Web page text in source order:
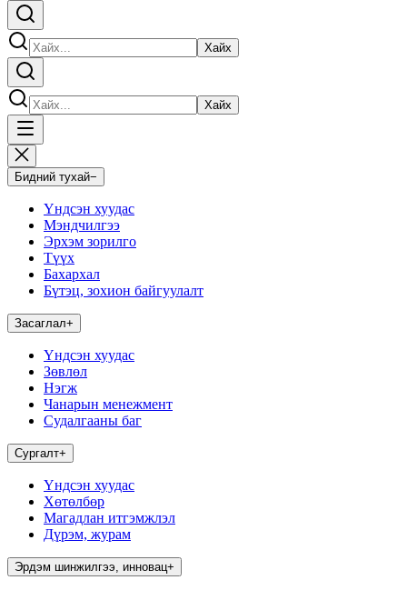
Хайх
Хайх
Бидний тухай−
Үндсэн хуудас
Мэндчилгээ
Эрхэм зорилго
Түүх
Бахархал
Бүтэц, зохион байгуулалт
Засаглал+
Үндсэн хуудас
Зөвлөл
Нэгж
Чанарын менежмент
Судалгааны баг
Сургалт+
Үндсэн хуудас
Хөтөлбөр
Магадлан итгэмжлэл
Дүрэм, журам
Эрдэм шинжилгээ, инновац+